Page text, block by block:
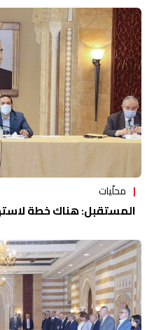
محلّيات
المستقبل: هناك خطة